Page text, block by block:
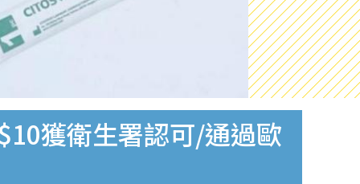
獲衛生署認可/通過歐